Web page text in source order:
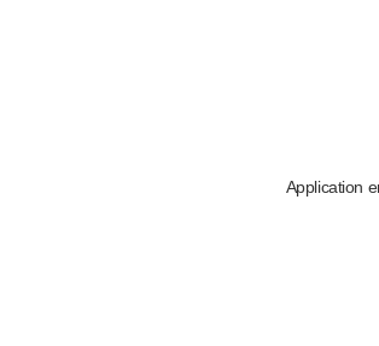
Application